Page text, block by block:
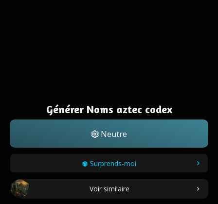
Générer Noms aztec codex
Neutre
Surprends-moi
Voir similaire